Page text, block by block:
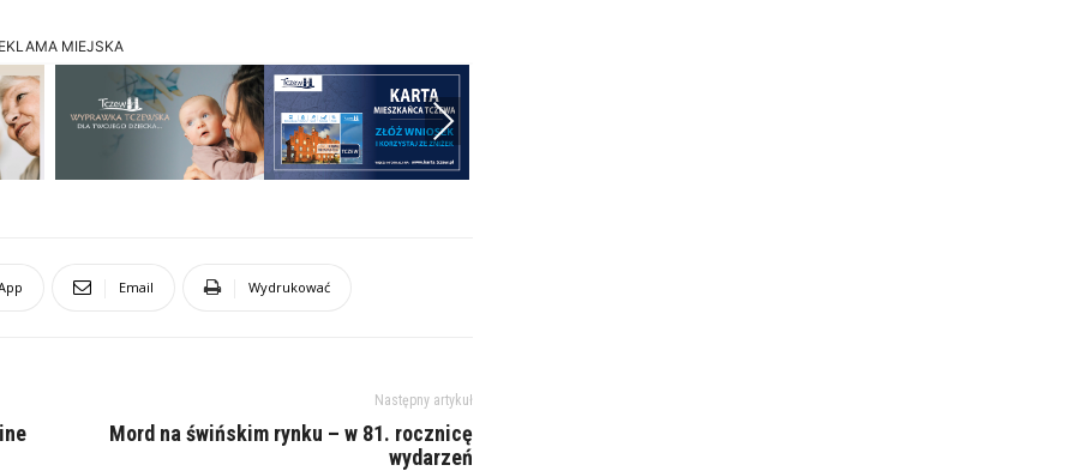
MIEJSKA
Next
Email Wydrukować
Następny artykuł
Mord na świńskim rynku – w 81. rocznicę
wydarzeń